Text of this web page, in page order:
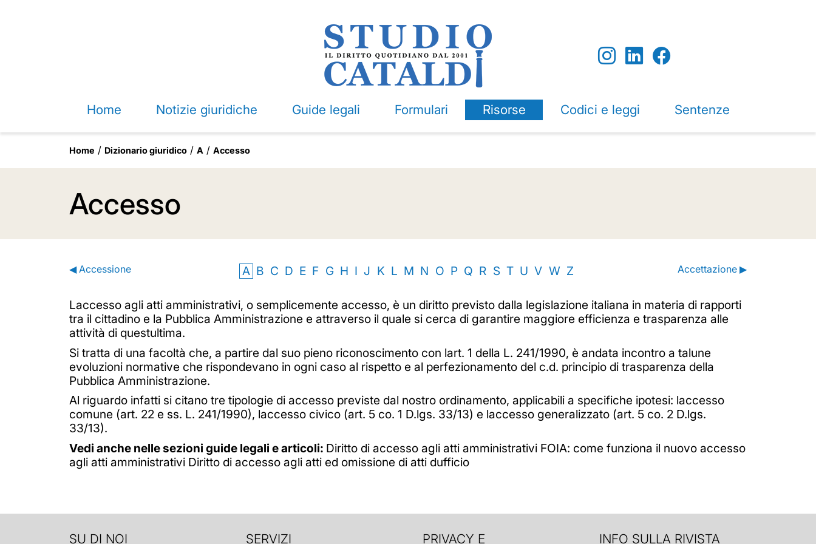
Home Notizie giuridiche Guide legali Formulari Risorse Codici e leggi Sentenze
Home Dizionario giuridico A Accesso
Accesso
◀ Accessione A B C D E F G H I J K L M N O P Q R S T U V W Z Accettazione ▶
Laccesso agli atti amministrativi, o semplicemente accesso, è un diritto previsto dalla legislazione italiana in materia di rapporti
tra il cittadino e la Pubblica Amministrazione e attraverso il quale si cerca di garantire maggiore efficienza e trasparenza alle
attività di questultima.
Si tratta di una facoltà che, a partire dal suo pieno riconoscimento con lart. 1 della L. 241/1990, è andata incontro a talune
evoluzioni normative che rispondevano in ogni caso al rispetto e al perfezionamento del c.d. principio di trasparenza della
Pubblica Amministrazione.
Al riguardo infatti si citano tre tipologie di accesso previste dal nostro ordinamento, applicabili a specifiche ipotesi: laccesso
comune (art. 22 e ss. L. 241/1990), laccesso civico (art. 5 co. 1 D.lgs. 33/13) e laccesso generalizzato (art. 5 co. 2 D.lgs.
33/13).
Vedi anche nelle sezioni guide legali e articoli: Diritto di accesso agli atti amministrativi FOIA: come funziona il nuovo accesso
agli atti amministrativi Diritto di accesso agli atti ed omissione di atti dufficio
SU DI NOI SERVIZI PRIVACY E INFO SULLA RIVISTA